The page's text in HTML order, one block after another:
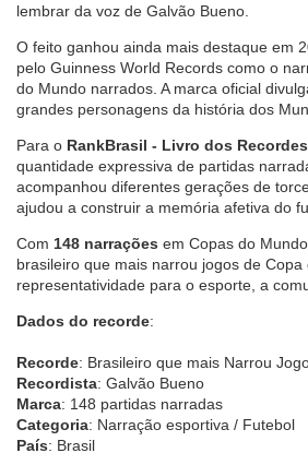
lembrar da voz de Galvão Bueno.
O feito ganhou ainda mais destaque em
pelo Guinness World Records como o
do Mundo narrados. A marca oficial
grandes personagens da história dos
Para o RankBrasil - Livro dos
quantidade expressiva de partidas
acompanhou diferentes gerações de
ajudou a construir a memória afetiva do
Com 148 narrações em Copas do Mundo
brasileiro que mais narrou jogos de
representatividade para o esporte, a
Dados do recorde:
Recorde: Brasileiro que mais Narrou
Recordista: Galvão Bueno
Marca: 148 partidas narradas
Categoria: Narração esportiva / Futebol
País: Brasil